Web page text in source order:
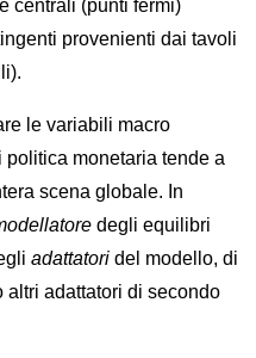
centrali (punti fermi)
provenienti dai tavoli
le variabili macro
monetaria tende a
scena globale. In
degli equilibri
adattatori del modello, di
altri adattatori di secondo